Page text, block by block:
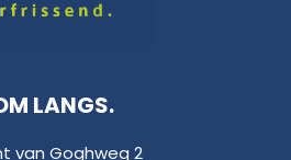
LANGS.
van Goghweg 2